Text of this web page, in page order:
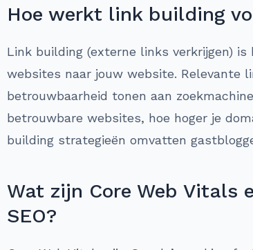
Hoe werkt link building
Link building (externe links verkrijgen)
websites naar jouw website. Relevante
betrouwbaarheid tonen aan
betrouwbare websites, hoe hoger je
building strategieën omvatten
Wat zijn Core Web Vitals
SEO?